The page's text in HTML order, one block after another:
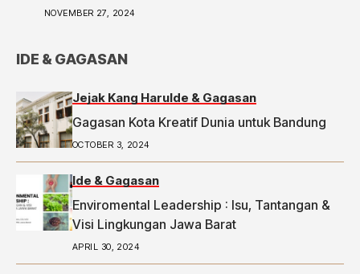
NOVEMBER 27, 2024
IDE & GAGASAN
Jejak Kang HaruIde & Gagasan
Gagasan Kota Kreatif Dunia untuk Bandung
OCTOBER 3, 2024
Ide & Gagasan
Enviromental Leadership : Isu, Tantangan &
Visi Lingkungan Jawa Barat
APRIL 30, 2024